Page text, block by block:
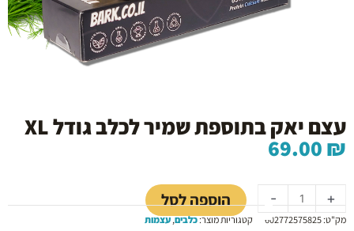
עצם יאק בתוספת שמיר לכלב גודל XL
69.00₪
-
של
עצם
יאק
+ הוספה לסל
מק"ט:602772575825 קטגוריות מוצר:כלבים,עצמות